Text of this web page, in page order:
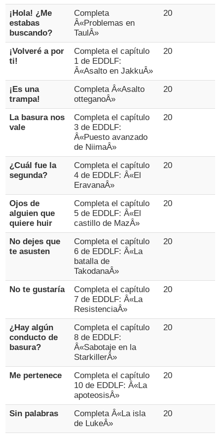
¡Hola! ¿Me
estabas
buscando?
Completa
Â«Problemas en
TaulÂ»
20
¡Volveré a por
ti!
Completa el capítulo
1 de EDDLF:
Â«Asalto en JakkuÂ»
20
¡Es una
trampa!
Completa Â«Asalto
otteganoÂ»
20
La basura nos
vale
Completa el capítulo
3 de EDDLF:
Â«Puesto avanzado
de NiimaÂ»
20
¿Cuál fue la
segunda?
Completa el capítulo
4 de EDDLF: Â«El
EravanaÂ»
20
Ojos de
alguien que
quiere huir
Completa el capítulo
5 de EDDLF: Â«El
castillo de MazÂ»
20
No dejes que
te asusten
Completa el capítulo
6 de EDDLF: Â«La
batalla de
TakodanaÂ»
20
No te gustaría
Completa el capítulo
7 de EDDLF: Â«La
ResistenciaÂ»
20
¿Hay algún
conducto de
basura?
Completa el capítulo
8 de EDDLF:
Â«Sabotaje en la
StarkillerÂ»
20
Me pertenece
Completa el capítulo
10 de EDDLF: Â«La
apoteosisÂ»
20
Sin palabras
Completa Â«La isla
de LukeÂ»
20